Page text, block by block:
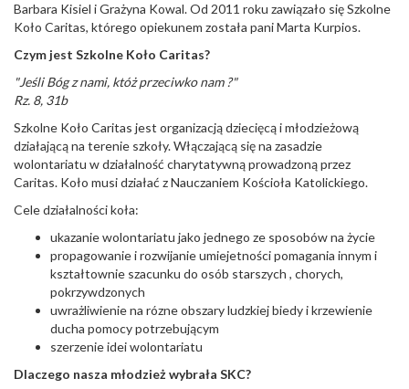
Barbara Kisiel i Grażyna Kowal. Od 2011 roku zawiązało się Szkolne
Koło Caritas, którego opiekunem została pani Marta Kurpios.
Czym jest Szkolne Koło Caritas?
"Jeśli Bóg z nami, któż przeciwko nam ?"
Rz. 8, 31b
Szkolne Koło Caritas jest organizacją dziecięcą i młodzieżową
działającą na terenie szkoły. Włączającą się na zasadzie
wolontariatu w działalność charytatywną prowadzoną przez
Caritas. Koło musi działać z Nauczaniem Kościoła Katolickiego.
Cele działalności koła:
ukazanie wolontariatu jako jednego ze sposobów na życie
propagowanie i rozwijanie umiejetności pomagania innym i
kształtownie szacunku do osób starszych , chorych,
pokrzywdzonych
uwrażliwienie na rózne obszary ludzkiej biedy i krzewienie
ducha pomocy potrzebującym
szerzenie idei wolontariatu
Dlaczego nasza młodzież wybrała SKC?